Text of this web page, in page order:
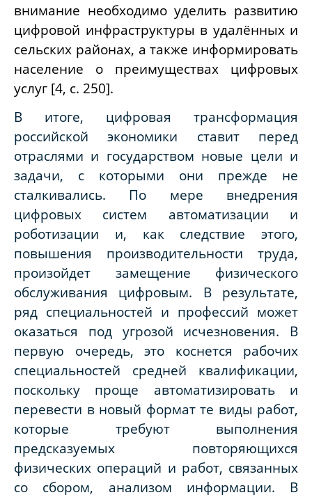
внимание необходимо уделить развитию
цифровой инфраструктуры в удалённых и
сельских районах, а также информировать
население о преимуществах цифровых
услуг [4, c. 250].
В итоге, цифровая трансформация
российской экономики ставит перед
отраслями и государством новые цели и
задачи, с которыми они прежде не
сталкивались. По мере внедрения
цифровых систем автоматизации и
роботизации и, как следствие этого,
повышения производительности труда,
произойдет замещение физического
обслуживания цифровым. В результате,
ряд специальностей и профессий может
оказаться под угрозой исчезновения. В
первую очередь, это коснется рабочих
специальностей средней квалификации,
поскольку проще автоматизировать и
перевести в новый формат те виды работ,
которые требуют выполнения
предсказуемых повторяющихся
физических операций и работ, связанных
со сбором, анализом информации. В